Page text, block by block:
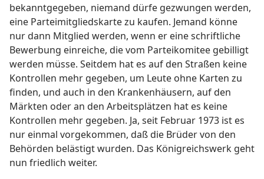
bekanntgegeben, niemand dürfe gezwungen werden,
eine Parteimitgliedskarte zu kaufen. Jemand könne
nur dann Mitglied werden, wenn er eine schriftliche
Bewerbung einreiche, die vom Parteikomitee gebilligt
werden müsse. Seitdem hat es auf den Straßen keine
Kontrollen mehr gegeben, um Leute ohne Karten zu
finden, und auch in den Krankenhäusern, auf den
Märkten oder an den Arbeitsplätzen hat es keine
Kontrollen mehr gegeben. Ja, seit Februar 1973 ist es
nur einmal vorgekommen, daß die Brüder von den
Behörden belästigt wurden. Das Königreichswerk geht
nun friedlich weiter.